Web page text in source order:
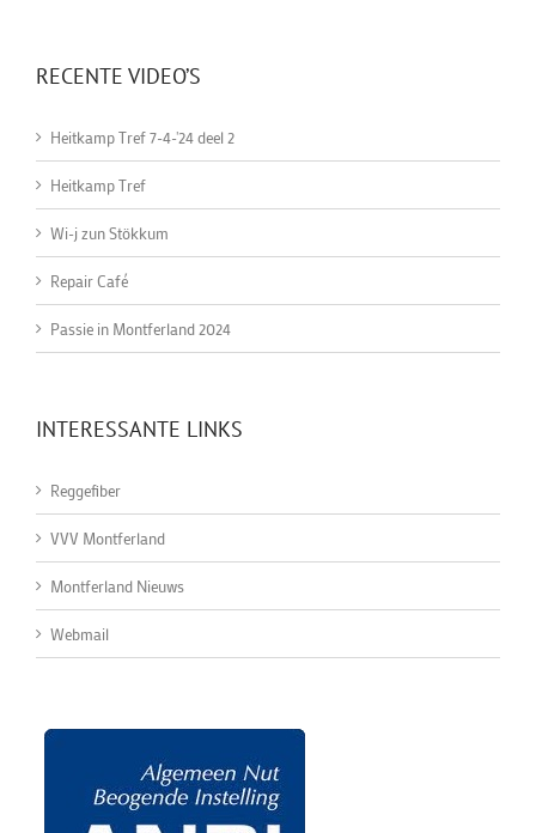
RECENTE VIDEO’S
Heitkamp Tref 7-4-'24 deel 2
Heitkamp Tref
Wi-j zun Stökkum
Repair Café
Passie in Montferland 2024
INTERESSANTE LINKS
Reggefiber
VVV Montferland
Montferland Nieuws
Webmail